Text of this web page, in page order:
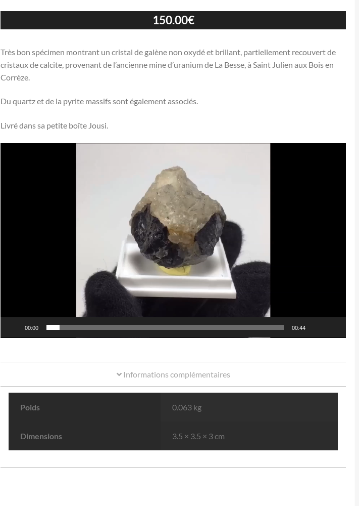
150.00€
Très bon spécimen montrant un cristal de galène non oxydé et brillant, partiellement recouvert de
cristaux de calcite, provenant de l’ancienne mine d’uranium de La Besse, à Saint Julien aux Bois en
Corrèze.
Du quartz et de la pyrite massifs sont également associés.
Livré dans sa petite boîte Jousi.
00:00 00:44
Informations complémentaires
Poids 0.063 kg
Dimensions 3.5 × 3.5 × 3 cm